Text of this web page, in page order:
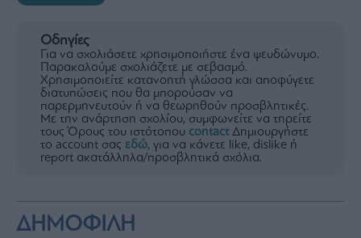
Οδηγίες
Για να σχολιάσετε χρησιμοποιήστε ένα ψευδώνυμο.
Παρακαλούμε σχολιάζετε με σεβασμό.
Χρησιμοποιείτε κατανοητή γλώσσα και αποφύγετε
διατυπώσεις που θα μπορούσαν να
παρερμηνευτούν ή να θεωρηθούν προσβλητικές.
Με την ανάρτηση σχολίου, συμφωνείτε να τηρείτε
τους Όρους του ιστότοπου contactΔημιουργήστε
το account σας εδώ, για να κάνετε like, dislike ή
report ακατάλληλα/προσβλητικά σχόλια.
ΔΗΜΟΦΙΛΗ